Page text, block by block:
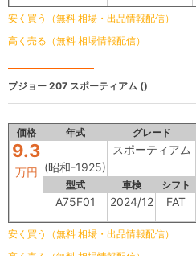
安く買う（無料 相場・出品情報配信）
高く売る（無料 相場情報配信）
プジョー 207 スポーティアム ()
価格 年式 グレード
9.3
万円 (昭和-1925)
スポーティアム
型式 車検 シフト
A75F01 2024/12 FAT
安く買う（無料 相場・出品情報配信）